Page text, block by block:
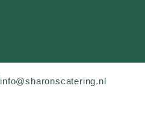
info@sharonscatering.nl